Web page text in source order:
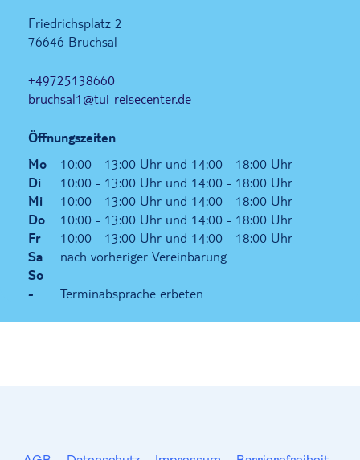
Friedrichsplatz 2
76646 Bruchsal
+49725138660
bruchsal1@tui-reisecenter.de
Öffnungszeiten
Mo
10:00 - 13:00 Uhr und 14:00 - 18:00 Uhr
Di
10:00 - 13:00 Uhr und 14:00 - 18:00 Uhr
Mi
10:00 - 13:00 Uhr und 14:00 - 18:00 Uhr
Do
10:00 - 13:00 Uhr und 14:00 - 18:00 Uhr
Fr
10:00 - 13:00 Uhr und 14:00 - 18:00 Uhr
Sa
nach vorheriger Vereinbarung
So
-
Terminabsprache erbeten